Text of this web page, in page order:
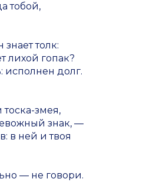
тобой,
толк:
лихой гопак?
исполнен долг.
тоска-змея,
знак, —
в ней и твоя
— не говори.